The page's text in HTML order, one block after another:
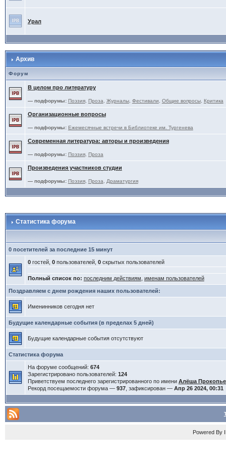
Урал
Архив
Форум
В целом про литературу
— подфорумы: Поэзия, Проза Журналы, Фестивали Общие вопросы, Критика
Организационные вопросы
— подфорумы: Ежемесячные встречи в Библиотеке им. Тургенева
Современная литература: авторы и произведения
— подфорумы: Поэзия, Проза
Произведения участников студии
— подфорумы: Поэзия, Проза Драматургия
Статистика форума
0 посетителей за последние 15 минут
0гостей, 0пользователей, 0скрытых пользователей
Полный список по: последним действиям именам пользователей
Поздравляем с днем рождения наших пользователей:
Именинников сегодня нет
Будущие календарные события (в пределах 5 дней)
Будущие календарные события отсутствуют
Статистика форума
На форуме сообщений: 674
Зарегистрировано пользователей: 124
Приветствуем последнего зарегистрированного по имени Алёша
Рекорд посещаемости форума — 937, зафиксирован — Апр 26 2024, 00:31
Powered By